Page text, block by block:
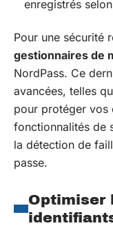
enregistrés
Pour une sécurité
gestionnaires de
NordPass. Ce
avancées, telles
pour protéger vos
fonctionnalités de
la détection de
passe.
Optimiser